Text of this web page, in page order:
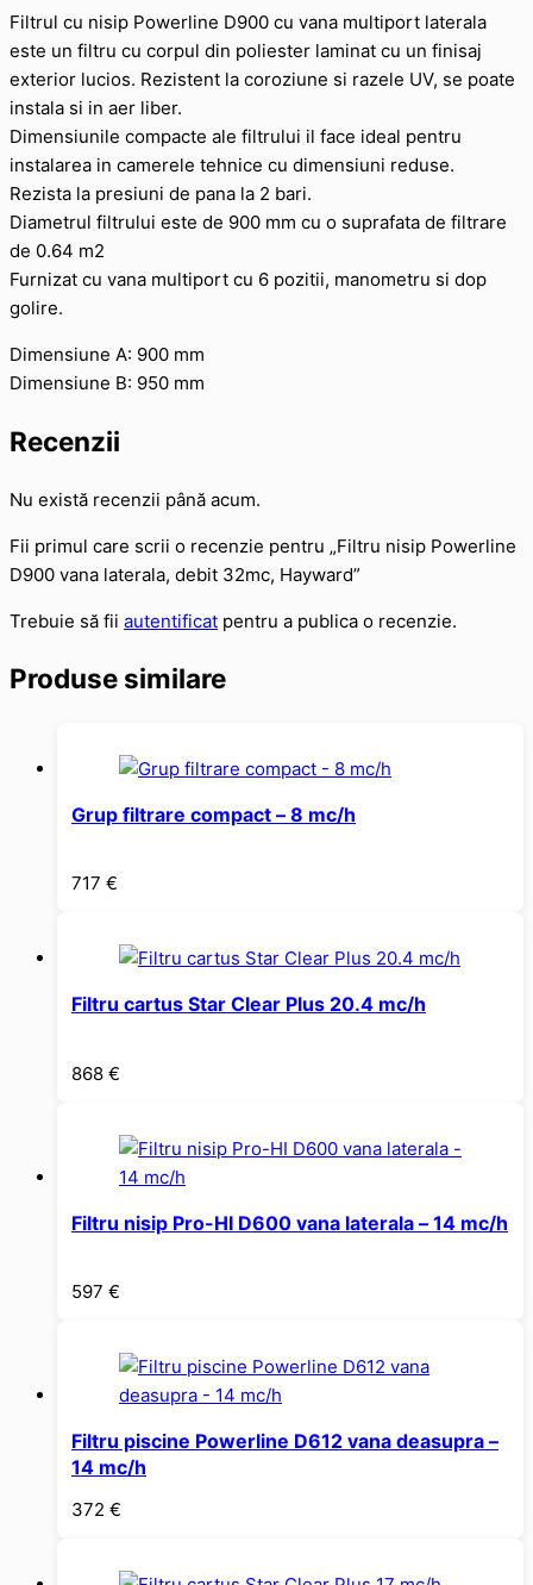
Filtrul cu nisip Powerline D900 cu vana multiport laterala
este un filtru cu corpul din poliester laminat cu un finisaj
exterior lucios. Rezistent la coroziune si razele UV, se poate
instala si in aer liber.
Dimensiunile compacte ale filtrului il face ideal pentru
instalarea in camerele tehnice cu dimensiuni reduse.
Rezista la presiuni de pana la 2 bari.
Diametrul filtrului este de 900 mm cu o suprafata de filtrare
de 0.64 m2
Furnizat cu vana multiport cu 6 pozitii, manometru si dop
golire.
Dimensiune A: 900 mm
Dimensiune B: 950 mm
Recenzii
Nu există recenzii până acum.
Fii primul care scrii o recenzie pentru „Filtru nisip Powerline
D900 vana laterala, debit 32mc, Hayward”
Trebuie să fii autentificat pentru a publica o recenzie.
Produse similare
Grup filtrare compact – 8 mc/h
717 €
Filtru cartus Star Clear Plus 20.4 mc/h
868 €
Filtru nisip Pro-HI D600 vana laterala – 14 mc/h
597 €
Filtru piscine Powerline D612 vana deasupra –
14 mc/h
372 €